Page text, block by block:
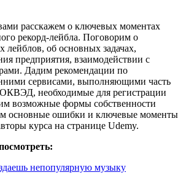
расскажем о ключевых моментах
рекорд-лейбла. Поговорим о
лейблов, об основных задачах,
предприятия, взаимодействии с
Дадим рекомендации по
сервисами, выполняющими часть
необходимые для регистрации
возможные формы собственности
основные ошибки и ключевые моменты
курса на странице Udemy.
непопулярную музыку